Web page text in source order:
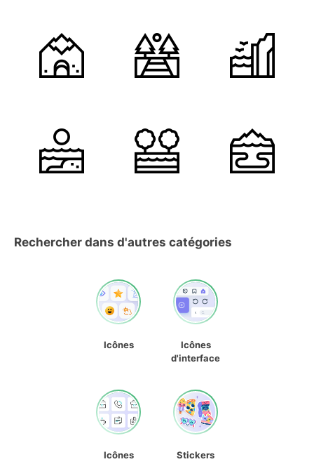
Rechercher dans d'autres catégories
Icônes
Icônes
d'interface
Icônes
Stickers